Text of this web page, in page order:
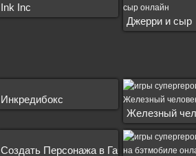
Ink Inc
Джерри и сыр
Инкредибокс
Железный
Создать Персонажа в Гача Лайф